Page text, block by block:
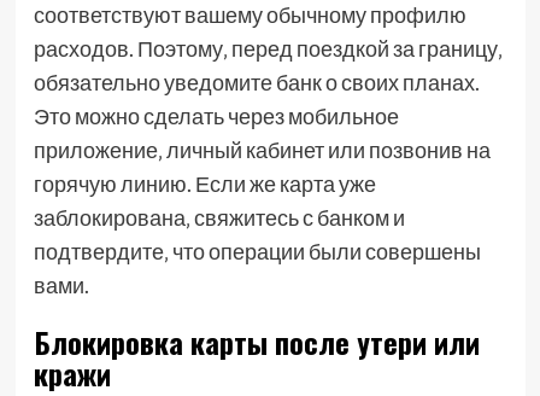
соответствуют вашему обычному профилю
расходов. Поэтому‚ перед поездкой за границу‚
обязательно уведомите банк о своих планах.
Это можно сделать через мобильное
приложение‚ личный кабинет или позвонив на
горячую линию. Если же карта уже
заблокирована‚ свяжитесь с банком и
подтвердите‚ что операции были совершены
вами.
Блокировка карты после утери или
кражи